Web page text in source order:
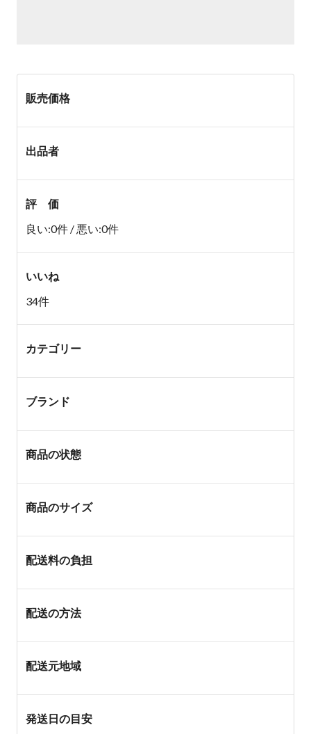
販売価格
出品者
評 価
良い:0件 / 悪い:0件
いいね
34件
カテゴリー
ブランド
商品の状態
商品のサイズ
配送料の負担
配送の方法
配送元地域
発送日の目安